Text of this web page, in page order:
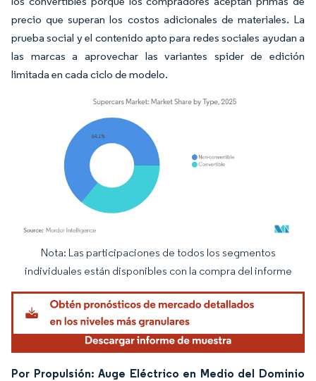
precio que superan los costos adicionales de materiales. La
prueba social y el contenido apto para redes sociales ayudan a
las marcas a aprovechar las variantes spider de edición
limitada en cada ciclo de modelo.
Imagen © Mordor Intelligence. El uso requiere atribución según CC BY 4.0.
Nota: Las participaciones de todos los segmentos
individuales están disponibles con la compra del informe
Por Propulsión: Auge Eléctrico en Medio del Dominio